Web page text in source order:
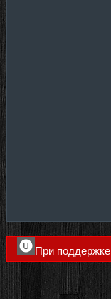
При поддержке